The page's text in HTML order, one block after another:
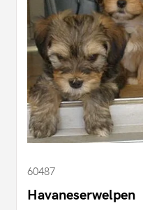
60487
Havaneserwelpen